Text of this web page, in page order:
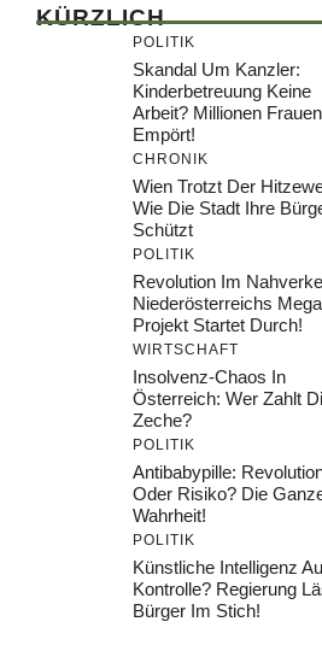
KÜRZLICH
POLITIK
Skandal Um Kanzler:
Kinderbetreuung Keine
Arbeit? Millionen Frauen
Empört!
CHRONIK
Wien Trotzt Der
Wie Die Stadt Ihre
Schützt
POLITIK
Revolution Im
Niederösterreichs
Projekt Startet Durch!
WIRTSCHAFT
Insolvenz-Chaos In
Österreich: Wer Zahlt
Zeche?
POLITIK
Antibabypille:
Oder Risiko? Die
Wahrheit!
POLITIK
Künstliche Intelligenz
Kontrolle? Regierung
Bürger Im Stich!